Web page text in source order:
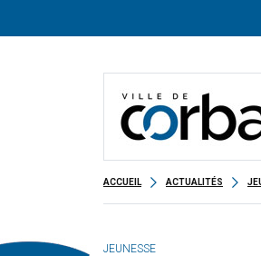
ACCUEIL ACTUALITÉS
JEUNESSE